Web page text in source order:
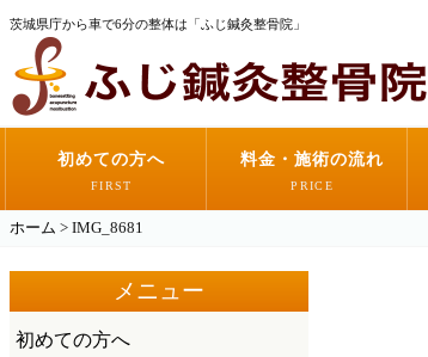
茨城県庁から車で6分の整体は「ふじ鍼灸整骨院」
初めての方へ
FIRST
料金・施術の流れ
PRICE
ホーム > IMG_8681
メニュー
初めての方へ